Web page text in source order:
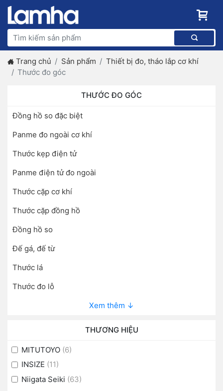
Trang chủ Sản phẩm
Thiết bị đo, tháo lắp cơ khí
Thước đo góc
THƯỚC ĐO GÓC
Đồng hồ so đặc biệt
Panme đo ngoài cơ khí
Thước kẹp điện tử
Panme điện tử đo ngoài
Thước cặp cơ khí
Thước cặp đồng hồ
Đồng hồ so
Đế gá, đế từ
Thước lá
Thước đo lỗ
Xem thêm ↓
THƯƠNG HIỆU
MITUTOYO (6)
INSIZE (11)
Niigata Seiki (63)